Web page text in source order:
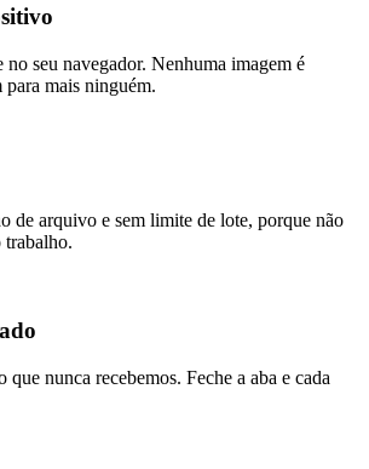
no seu navegador. Nenhuma imagem é
para mais ninguém.
de arquivo e sem limite de lote, porque não
trabalho.
que nunca recebemos. Feche a aba e cada